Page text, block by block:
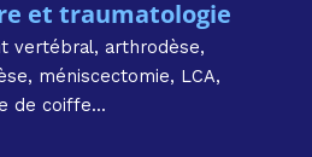
et traumatologie​
vertébral, arthrodèse,
méniscectomie, LCA,
de coiffe...